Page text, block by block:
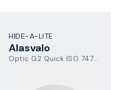
HIDE-A-LITE
Alasvalo
Optic G2 Quick ISO 7475853